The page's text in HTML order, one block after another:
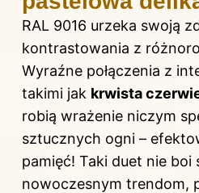
RAL 9016 urzeka swoją
kontrastowania z
Wyraźne połączenia z
takimi jak krwista
robią wrażenie niczym
sztucznych ogni –
pamięć! Taki duet nie boi
nowoczesnym trendom,